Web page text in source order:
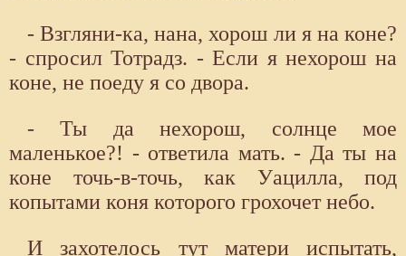
- Взгляни-ка, нана, хорош ли я на коне?
- спросил Тотрадз. - Если я нехорош на
коне, не поеду я со двора.
- Ты да нехорош, солнце мое
маленькое?! - ответила мать. - Да ты на
коне точь-в-точь, как Уацилла, под
копытами коня которого грохочет небо.
И захотелось тут матери испытать,